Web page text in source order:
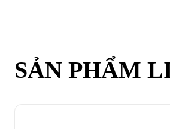
SẢN PHẨM